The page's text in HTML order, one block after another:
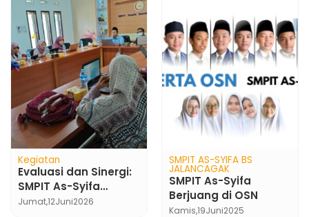
Kegiatan
Evaluasi dan Sinergi:
SMPIT As-Syifa
Boarding School
Jumat,12Juni2026
SMPIT AS-SYIFA BS
JALANCAGAK
SMPIT As-Syifa
Berjuang di OSN
Kamis,19Juni2025